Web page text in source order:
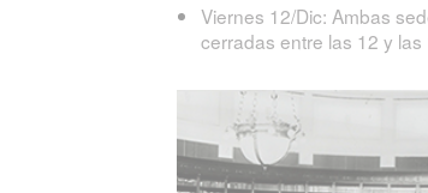
Viernes 12/Dic: Ambas
cerradas entre las 12 y las